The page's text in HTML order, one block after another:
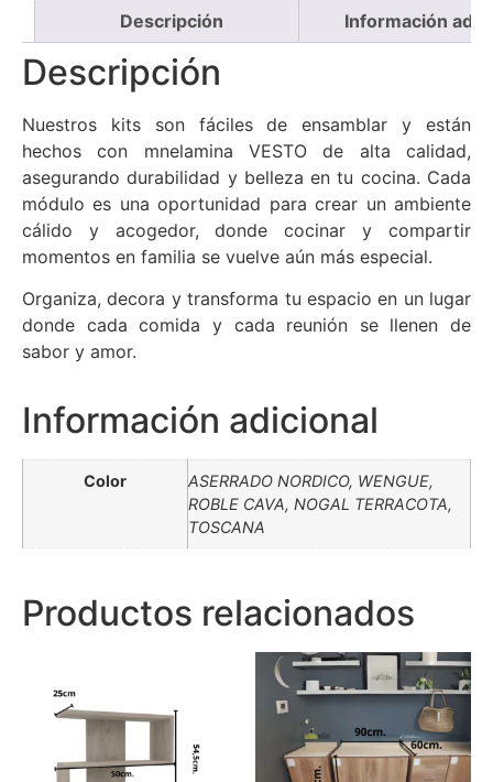
Descripción
Información
Descripción
Nuestros kits son fáciles de ensamblar y están
hechos con mnelamina VESTO de alta calidad,
asegurando durabilidad y belleza en tu cocina. Cada
módulo es una oportunidad para crear un ambiente
cálido y acogedor, donde cocinar y compartir
momentos en familia se vuelve aún más especial.
Organiza, decora y transforma tu espacio en un lugar
donde cada comida y cada reunión se llenen de
sabor y amor.
Información adicional
Color
ASERRADO NORDICO, WENGUE,
ROBLE CAVA, NOGAL TERRACOTA,
TOSCANA
Productos relacionados